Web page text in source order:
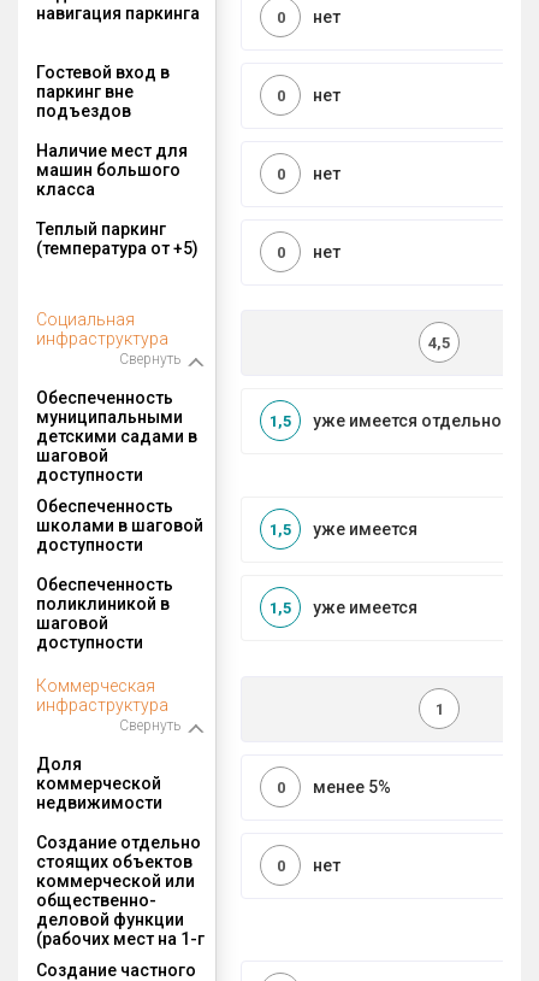
навигация паркинга
нет
0
Гостевой вход в
паркинг вне
подъездов
нет
0
Наличие мест для
машин большого
класса
нет
0
Теплый паркинг
(температура от +5)
нет
0
Социальная
инфраструктура
Свернуть
4,5
Обеспеченность
муниципальными
детскими садами в
шаговой
доступности
уже имеется
1,5
Обеспеченность
школами в шаговой
доступности
уже имеется
1,5
Обеспеченность
поликлиникой в
шаговой
доступности
уже имеется
1,5
Коммерческая
инфраструктура
Свернуть
1
Доля
коммерческой
недвижимости
менее 5%
0
Создание отдельно
стоящих объектов
коммерческой или
общественно-
деловой функции
(рабочих мест на 1-г
нет
0
Создание частного